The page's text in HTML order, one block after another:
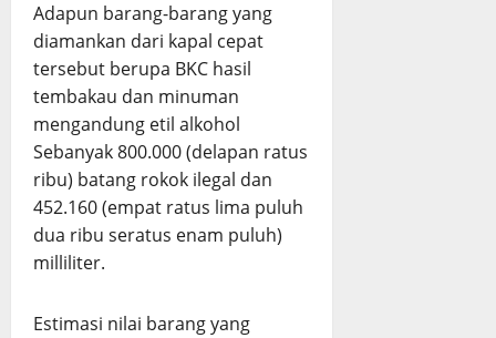
Adapun barang-barang yang
diamankan dari kapal cepat
tersebut berupa BKC hasil
tembakau dan minuman
mengandung etil alkohol
Sebanyak 800.000 (delapan ratus
ribu) batang rokok ilegal dan
452.160 (empat ratus lima puluh
dua ribu seratus enam puluh)
milliliter.
Estimasi nilai barang yang